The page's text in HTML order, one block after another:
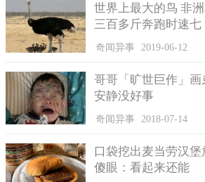
刘先生忘了这些金饰放在家中的什么
到，没想到自己竟然将它们当成垃圾丢掉
意归还金饰，荀思伟也说，刚看到金饰的
世界上最大的鸟 非
三百多斤奔跑时速七
奇闻异事 2019-06-12
哥哥「旷世巨作」画
安静没好事
奇闻异事 2018-07-14
口袋挖出麦当劳汉
傻眼：看起来还能